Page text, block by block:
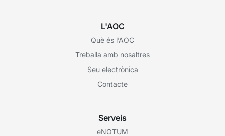
L'AOC
Què és l’AOC
Treballa amb nosaltres
Seu electrònica
Contacte
Serveis
eNOTUM